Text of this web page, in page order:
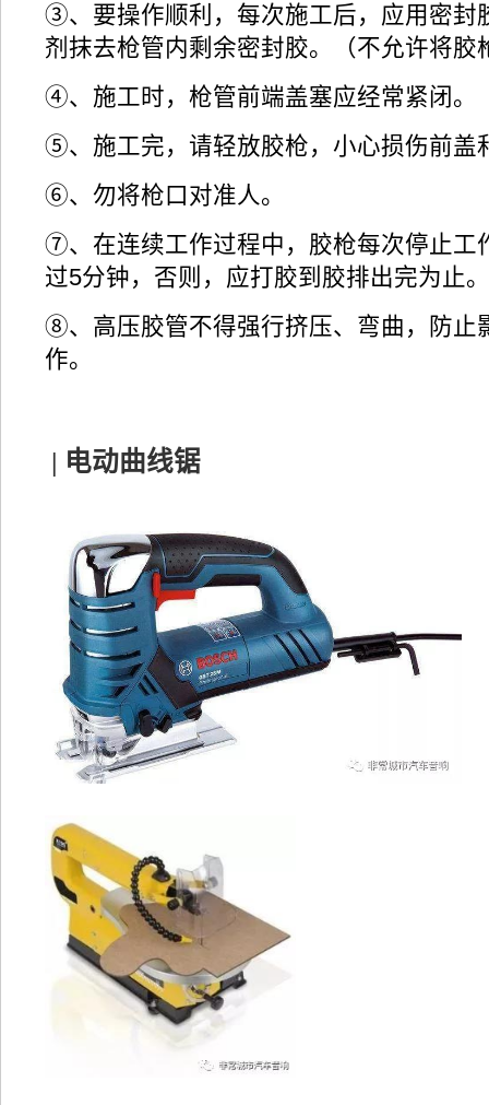
③、要操作顺利，每次施工后，应用密封
剂抹去枪管内剩余密封胶。（不允许将胶
④、施工时，枪管前端盖塞应经常紧闭。
⑤、施工完，请轻放胶枪，小心损伤前盖
⑥、勿将枪口对准人。
⑦、在连续工作过程中，胶枪每次停止工
过5分钟，否则，应打胶到胶排出完为止。
⑧、高压胶管不得强行挤压、弯曲，防止
作。
| 电动曲线锯